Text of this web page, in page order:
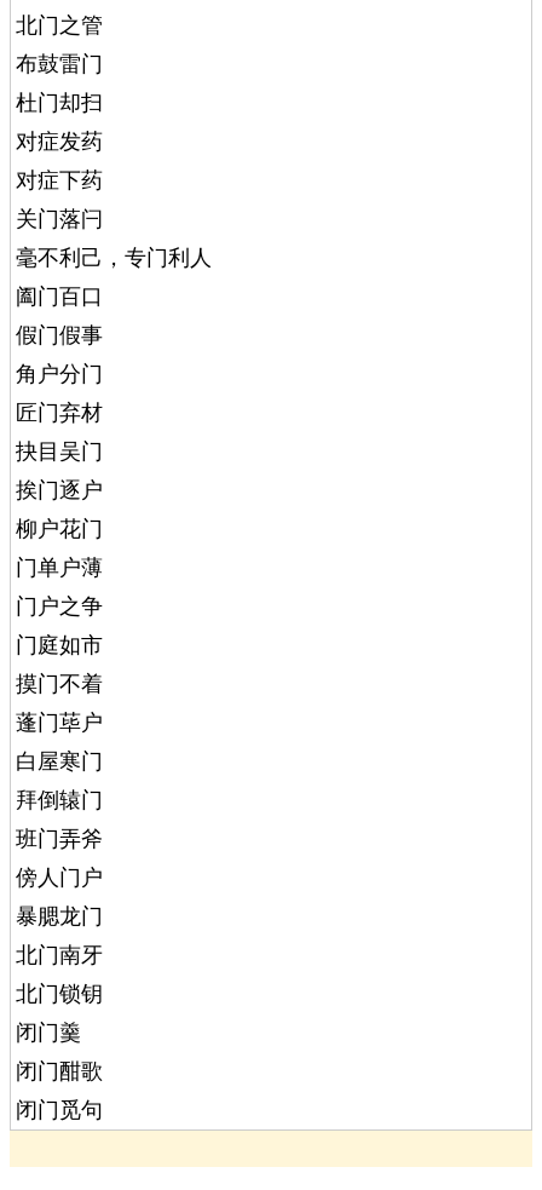
北门之管
布鼓雷门
杜门却扫
对症发药
对症下药
关门落闩
毫不利己，专门利人
阖门百口
假门假事
角户分门
匠门弃材
抉目吴门
挨门逐户
柳户花门
门单户薄
门户之争
门庭如市
摸门不着
蓬门荜户
白屋寒门
拜倒辕门
班门弄斧
傍人门户
暴腮龙门
北门南牙
北门锁钥
闭门羹
闭门酣歌
闭门觅句